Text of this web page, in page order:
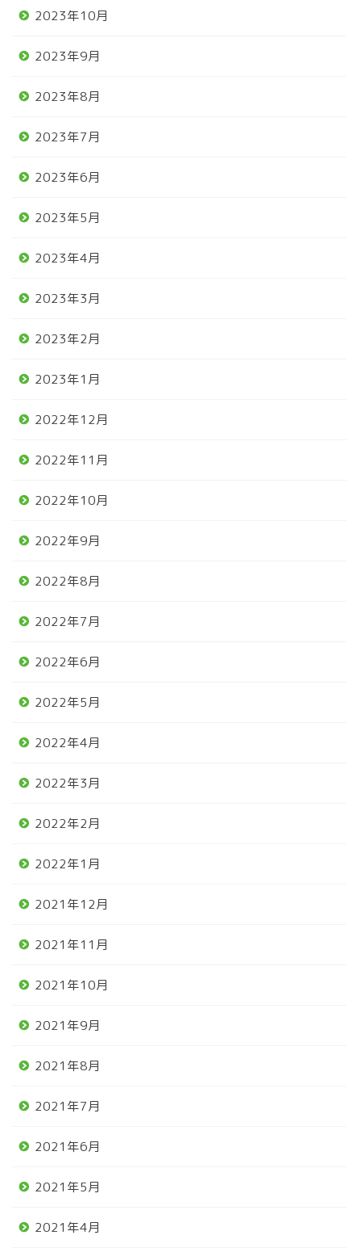
2023年10月
2023年9月
2023年8月
2023年7月
2023年6月
2023年5月
2023年4月
2023年3月
2023年2月
2023年1月
2022年12月
2022年11月
2022年10月
2022年9月
2022年8月
2022年7月
2022年6月
2022年5月
2022年4月
2022年3月
2022年2月
2022年1月
2021年12月
2021年11月
2021年10月
2021年9月
2021年8月
2021年7月
2021年6月
2021年5月
2021年4月